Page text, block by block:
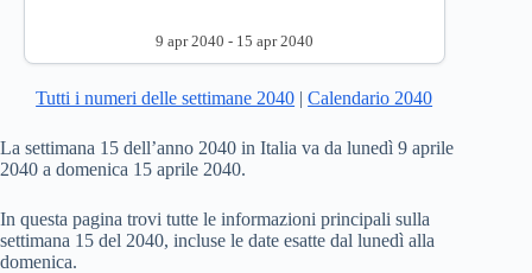
9 apr 2040 - 15 apr 2040
Tutti i numeri delle settimane 2040 |Calendario 2040
La settimana 15 dell’anno 2040 in Italia va da lunedì 9 aprile
2040 a domenica 15 aprile 2040.
In questa pagina trovi tutte le informazioni principali sulla
settimana 15 del 2040, incluse le date esatte dal lunedì alla
domenica.